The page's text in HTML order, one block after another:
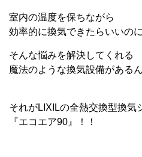
室内の温度を保ちながら
効率的に換気できたらいいの
そんな悩みを解決してくれる
魔法のような換気設備がある
それがLIXILの全熱交換型換気
『エコエア90』！！